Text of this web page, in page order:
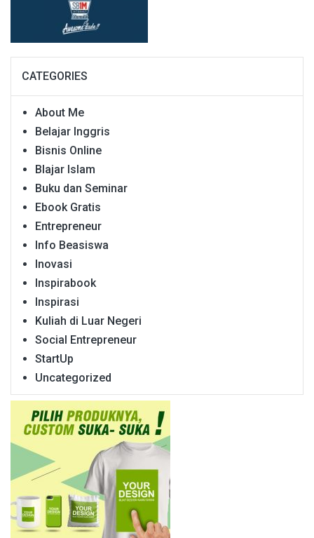
CATEGORIES
About Me
Belajar Inggris
Bisnis Online
Blajar Islam
Buku dan Seminar
Ebook Gratis
Entrepreneur
Info Beasiswa
Inovasi
Inspirabook
Inspirasi
Kuliah di Luar Negeri
Social Entrepreneur
StartUp
Uncategorized